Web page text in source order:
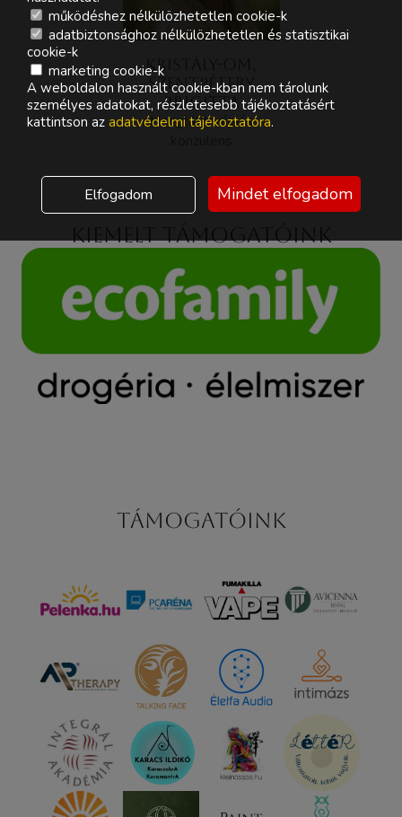
KRISTÁLY-OM,
SZENTPÉTERY
BRIGITTA
Hangtál terápiás
Kiemelt támogatóink
Támogatóink
működéshez nélkülözhetetlen cookie-k
adatbiztonsághoz nélkülözhetetlen és statisztikai
cookie-k
marketing cookie-k
A weboldalon használt cookie-kban nem tárolunk
személyes adatokat, részletesebb tájékoztatásért
kattintson az adatvédelmi tájékoztatóra.
Elfogadom Mindet elfogadom